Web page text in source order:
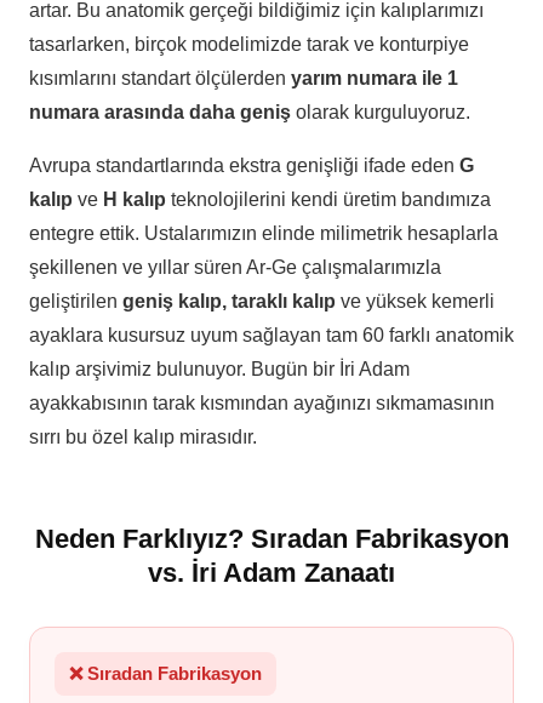
artar. Bu anatomik gerçeği bildiğimiz için kalıplarımızı
tasarlarken, birçok modelimizde tarak ve konturpiye
kısımlarını standart ölçülerden yarım numara ile 1
numara arasında daha geniş olarak kurguluyoruz.
Avrupa standartlarında ekstra genişliği ifade eden G
kalıp ve H kalıp teknolojilerini kendi üretim bandımıza
entegre ettik. Ustalarımızın elinde milimetrik hesaplarla
şekillenen ve yıllar süren Ar-Ge çalışmalarımızla
geliştirilen geniş kalıp, taraklı kalıp ve yüksek kemerli
ayaklara kusursuz uyum sağlayan tam 60 farklı anatomik
kalıp arşivimiz bulunuyor. Bugün bir İri Adam
ayakkabısının tarak kısmından ayağınızı sıkmamasının
sırrı bu özel kalıp mirasıdır.
Neden Farklıyız? Sıradan Fabrikasyon
vs. İri Adam Zanaatı
❌ Sıradan Fabrikasyon